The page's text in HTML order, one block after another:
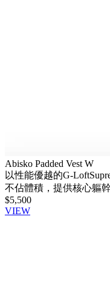
Abisko Padded Vest W
以性能優越的G-
不佔體積，提供核心軀
$5,500
VIEW